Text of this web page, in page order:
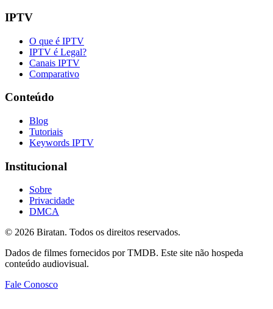
IPTV
O que é IPTV
IPTV é Legal?
Canais IPTV
Comparativo
Conteúdo
Blog
Tutoriais
Keywords IPTV
Institucional
Sobre
Privacidade
DMCA
© 2026 Biratan. Todos os direitos reservados.
Dados de filmes fornecidos por TMDB. Este site não hospeda
conteúdo audiovisual.
Fale Conosco